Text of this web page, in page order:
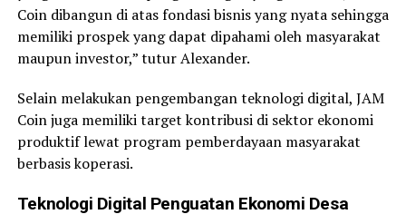
Coin dibangun di atas fondasi bisnis yang nyata sehingga
memiliki prospek yang dapat dipahami oleh masyarakat
maupun investor,” tutur Alexander.
Selain melakukan pengembangan teknologi digital, JAM
Coin juga memiliki target kontribusi di sektor ekonomi
produktif lewat program pemberdayaan masyarakat
berbasis koperasi.
Teknologi Digital Penguatan Ekonomi Desa